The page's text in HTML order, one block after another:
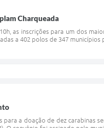
Charqueada
as inscrições para um dos
a 402 polos de 347 municípios
a doação de dez carabinas